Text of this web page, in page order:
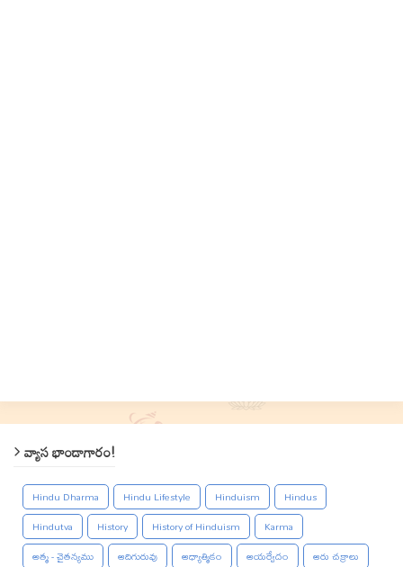
వ్యాస భాండాగారం!
Hindu Dharma Hindu Lifestyle Hinduism
Hindus
Hindutva
History History of Hinduism
Karma
ఆత్మ - చైతన్యము
ఆదిగురువు ఆధ్యాత్మికం ఆయర్వేదం
ఆరు చక్రాలు